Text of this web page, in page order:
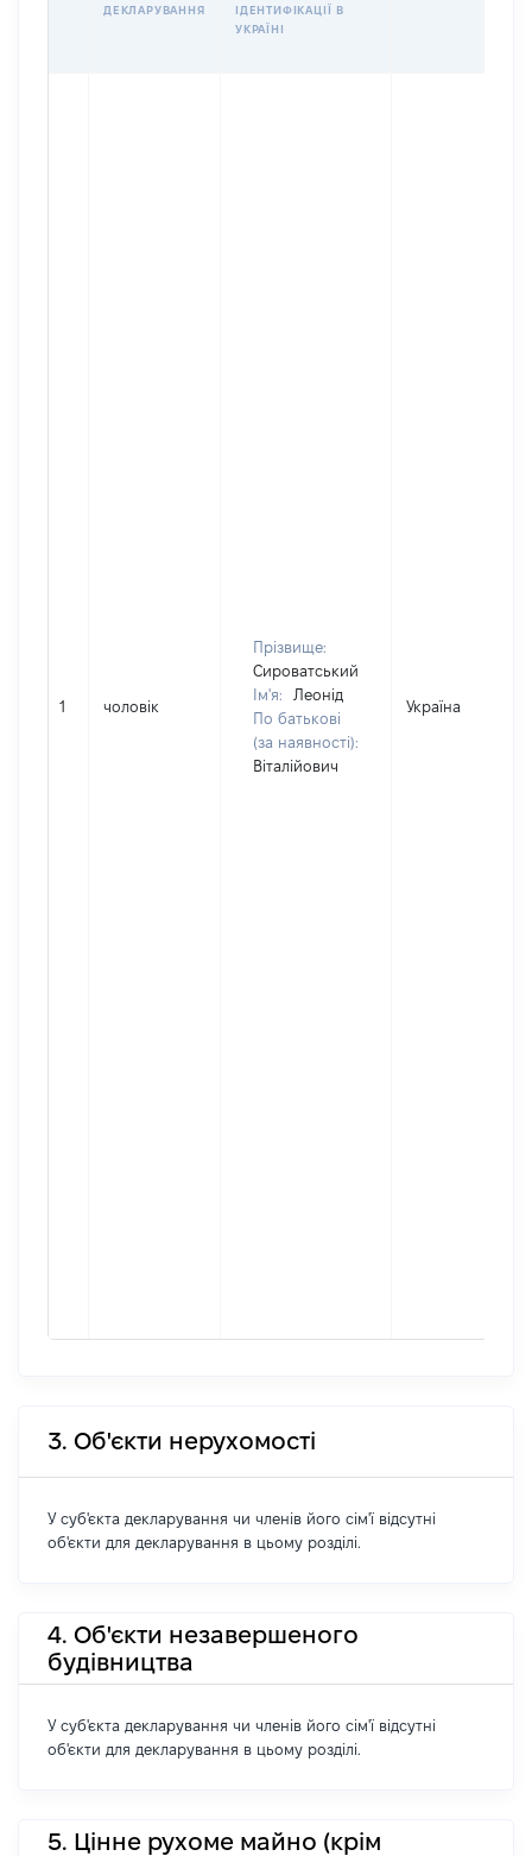
ДЕКЛАРУВАННЯ
ІДЕНТИФІКАЦІЇ В
УКРАЇНІ
1 чоловік
Прізвище:
Сироватський
Ім'я:
Леонід
По батькові
(за наявності):
Віталійович
Україна
3. Об'єкти нерухомості
У суб'єкта декларування чи членів його сім'ї відсутні
об'єкти для декларування в цьому розділі.
4. Об'єкти незавершеного
будівництва
У суб'єкта декларування чи членів його сім'ї відсутні
об'єкти для декларування в цьому розділі.
5. Цінне рухоме майно (крім